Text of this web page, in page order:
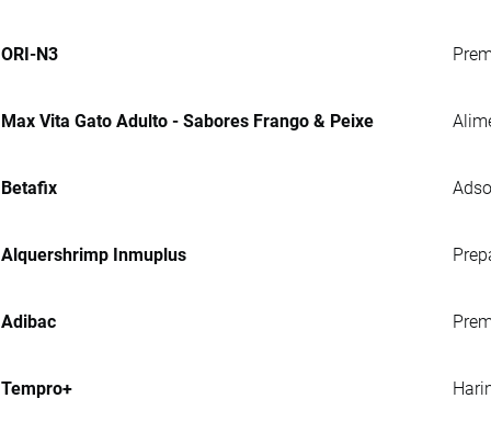
ORI-N3
Max Vita Gato Adulto - Sabores Frango & Peixe
Betafix
Alquershrimp Inmuplus
Adibac
Tempro+